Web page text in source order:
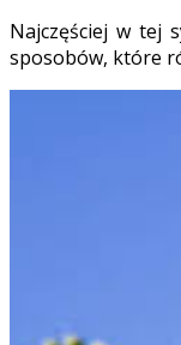
Najczęściej w tej
sposobów, które